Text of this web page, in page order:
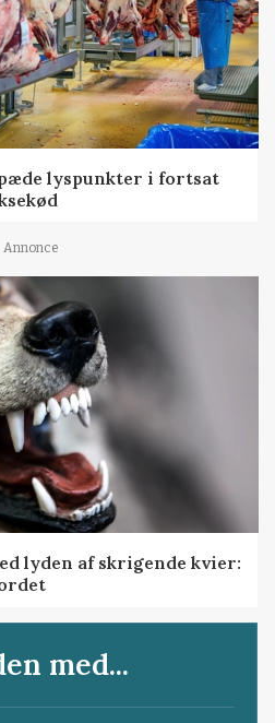
lyspunkter i fortsat
Annonce
lyden af skrigende kvier:
med...